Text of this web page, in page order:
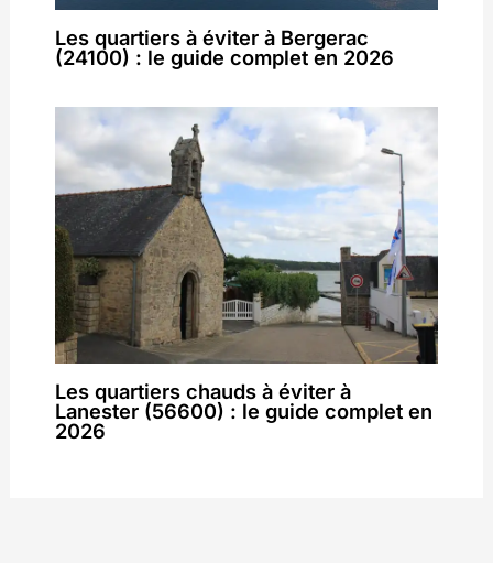
Les quartiers à éviter à Bergerac
(24100) : le guide complet en 2026
Les quartiers chauds à éviter à
Lanester (56600) : le guide complet en
2026